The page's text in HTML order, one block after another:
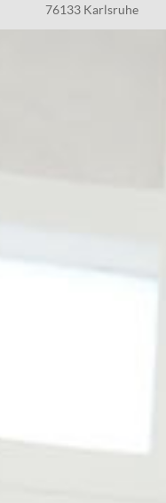
76133 Karlsruhe